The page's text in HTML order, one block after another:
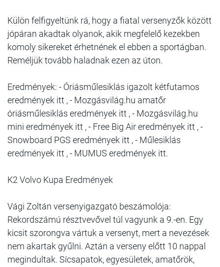
Külön felfigyeltünk rá, hogy a fiatal versenyzők között
jópáran akadtak olyanok, akik megfelelő kezekben
komoly sikereket érhetnének el ebben a sportágban.
Reméljük tovább haladnak ezen az úton.
Eredmények: - Óriásműlesiklás igazolt kétfutamos
eredmények itt , - Mozgásvilág.hu amatőr
óriásműlesiklás eredmények itt , - Mozgásvilág.hu
mini eredmények itt , - Free Big Air eredmények itt , -
Snowboard PGS eredmények itt , - Műlesiklás
eredmények itt , - MUMUS eredmények itt.
K2 Volvo Kupa Eredmények
Vági Zoltán versenyigazgató beszámolója:
Rekordszámú résztvevővel túl vagyunk a 9.-en. Egy
kicsit szorongva vártuk a versenyt, mert a nevezések
nem akartak gyűlni. Aztán a verseny előtt 10 nappal
megindultak. Sícsapatok, egyesületek, amatőrök,